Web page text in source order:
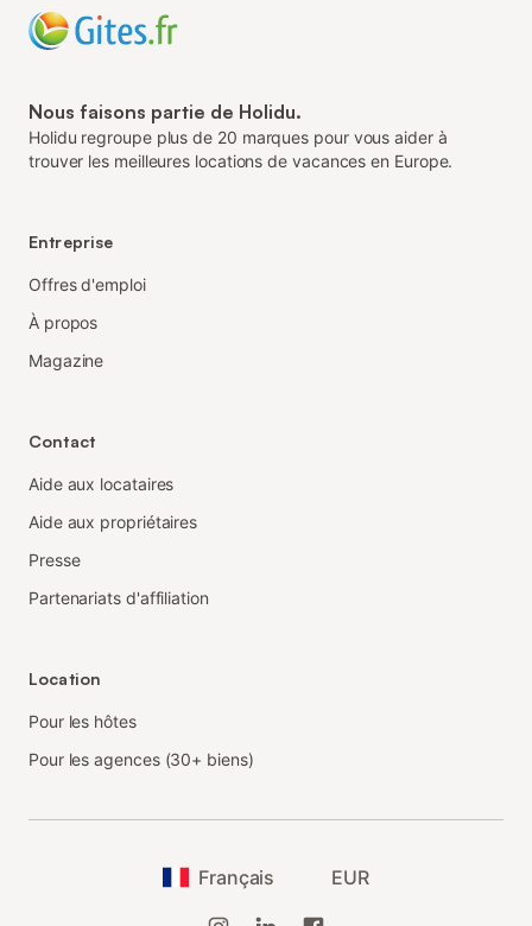
Nous faisons partie de Holidu.
Holidu regroupe plus de 20 marques pour vous aider à
trouver les meilleures locations de vacances en Europe.
Entreprise
Offres d'emploi
À propos
Magazine
Contact
Aide aux locataires
Aide aux propriétaires
Presse
Partenariats d'affiliation
Location
Pour les hôtes
Pour les agences (30+ biens)
Français EUR